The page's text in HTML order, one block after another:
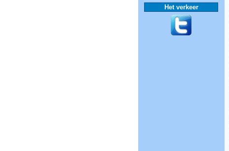
Het verkeer